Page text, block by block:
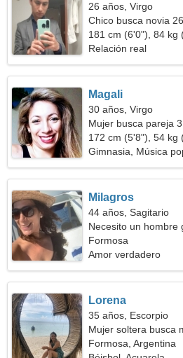
26 años, Virgo
Chico busca novia
181 cm (6'0"), 84 kg
Relación real
Magali
30 años, Virgo
Mujer busca pareja
172 cm (5'8"), 54 kg
Gimnasia, Música
Milagros
44 años, Sagitario
Necesito un hombre
Formosa
Amor verdadero
Lorena
35 años, Escorpio
Mujer soltera busca
Formosa, Argentina